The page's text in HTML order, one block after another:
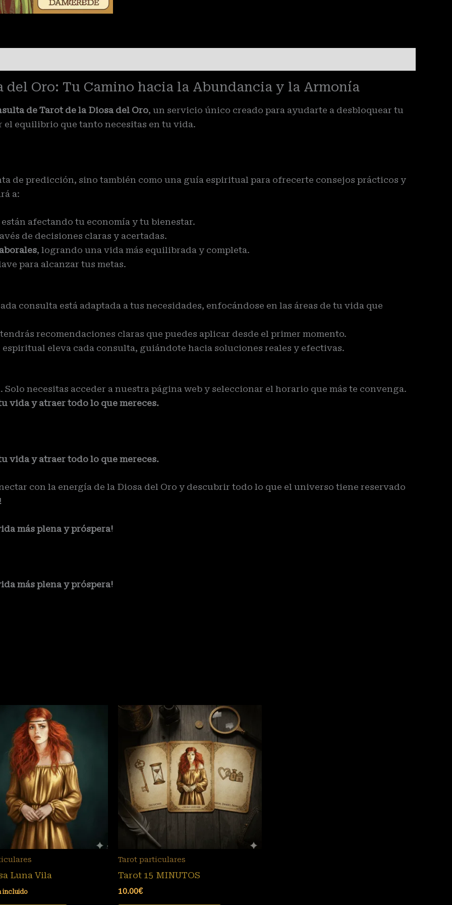
del Oro: Tu Camino hacia la Abundancia y la Armonía
de Tarot de la Diosa del Oro, un servicio único creado para ayudarte a desbloquear tu
equilibrio que tanto necesitas en tu vida.
de predicción, sino también como una guía espiritual para ofrecerte consejos prácticos y
a:
afectando tu economía y tu bienestar.
de decisiones claras y acertadas.
, logrando una vida más equilibrada y completa.
para alcanzar tus metas.
consulta está adaptada a tus necesidades, enfocándose en las áreas de tu vida que
recomendaciones claras que puedes aplicar desde el primer momento.
espiritual eleva cada consulta, guiándote hacia soluciones reales y efectivas.
necesitas acceder a nuestra página web y seleccionar el horario que más te convenga.
vida y atraer todo lo que mereces.
vida y atraer todo lo que mereces.
con la energía de la Diosa del Oro y descubrir todo lo que el universo tiene reservado
más plena y próspera!
más plena y próspera!
Luna Vila
incluido
Tarot particulares
Tarot 15 MINUTOS
10.00€